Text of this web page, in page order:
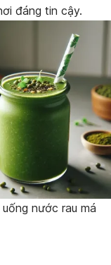
đáng tin cậy.
nước rau má